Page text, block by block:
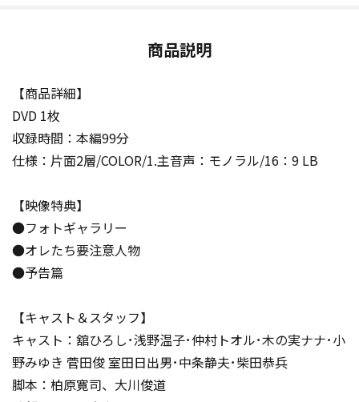
商品説明
【商品詳細】
DVD 1枚
収録時間：本編99分
仕様：片面2層/COLOR/1.主音声：モノラル/16：9 LB
【映像特典】
●フォトギャラリー
●オレたち要注意人物
●予告篇
【キャスト＆スタッフ】
キャスト：舘ひろし･浅野温子･仲村トオル･木の実ナナ･小
野みゆき 菅田俊 室田日出男･中条静夫･柴田恭兵
脚本：柏原寛司、大川俊道